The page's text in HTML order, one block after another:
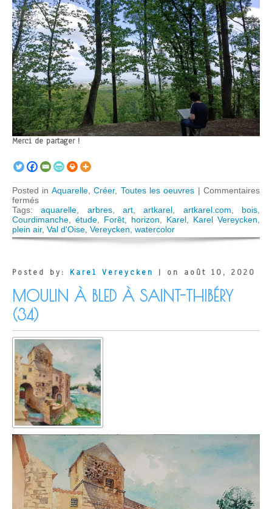
Merci de partager !
Posted in Aquarelle,Créer, Toutes les oeuvres | Commentaires
ferméssur
Forêt
de
Courdimanche
(95)
Tags:aquarelle arbres,art ,artkarel artkarel.com bois
Courdimanche
étude Forêt horizon Karel Karel Vereycken
plein air, Val d'Oise Vereycken watercolor
Posted by: Karel Vereycken | on août 10, 2020
MOULIN À BLED À SAINT-THIBÉRY
(34)